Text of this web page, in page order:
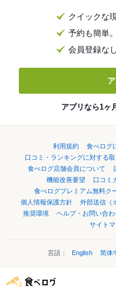
クイックな
予約も簡単
会員登録な
アプリなら1ヶ
利用規約 食べログ
口コミ・ランキングに対する
食べログ店舗会員について
機能改善要望
口コミ
食べログプレミアム無料ク
個人情報保護方針
外部送信（
推奨環境
ヘルプ・お問い合わ
サイト
言語： English 简体